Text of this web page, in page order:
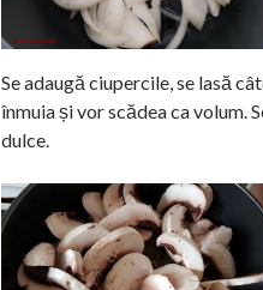
Se adaugă ciupercile, se lasă
înmuia și vor scădea ca volum.
dulce.